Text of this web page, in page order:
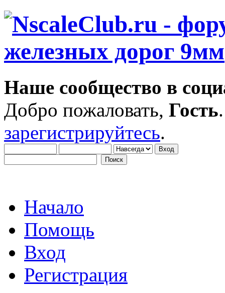
Наше сообщество в
Добро пожаловать, Гость
зарегистрируйтесь.
Начало
Помощь
Вход
Регистрация